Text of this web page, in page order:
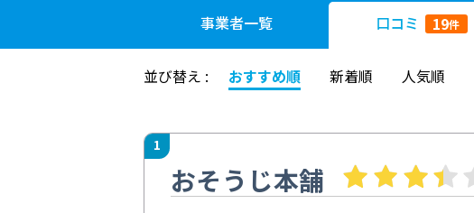
事業者一覧 口コミ 19件
並び替え : おすすめ順 新着順 人気順
1
おそうじ本舗